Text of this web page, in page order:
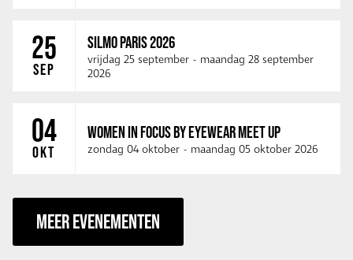
25
SEP
SILMO PARIS 2026
vrijdag 25 september - maandag 28 september
2026
04
OKT
WOMEN IN FOCUS BY EYEWEAR MEET UP
zondag 04 oktober - maandag 05 oktober 2026
MEER EVENEMENTEN